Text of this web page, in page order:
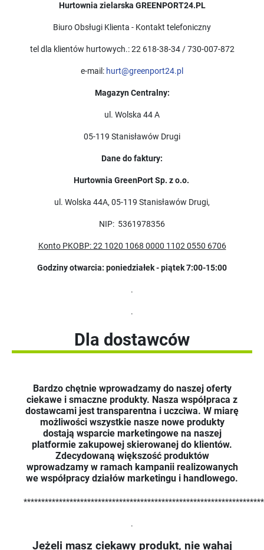
Hurtownia zielarska GREENPORT24.PL
Biuro Obsługi Klienta - Kontakt telefoniczny
tel dla klientów hurtowych.: 22 618-38-34 / 730-007-872
e-mail: hurt@greenport24.pl
Magazyn Centralny:
ul. Wolska 44 A
05-119 Stanisławów Drugi
Dane do faktury:
Hurtownia GreenPort Sp. z o.o.
ul. Wolska 44A, 05-119 Stanisławów Drugi,
NIP: 5361978356
Konto PKOBP: 22 1020 1068 0000 1102 0550 6706
Godziny otwarcia: poniedziałek - piątek 7:00-15:00
.
.
Dla dostawców
Bardzo chętnie wprowadzamy do naszej oferty
ciekawe i smaczne produkty. Nasza współpraca z
dostawcami jest transparentna i uczciwa. W miarę
możliwości wszystkie nasze nowe produkty
dostają wsparcie marketingowe na naszej
platformie zakupowej skierowanej do klientów.
Zdecydowaną większość produktów
wprowadzamy w ramach kampanii realizowanych
we współpracy działów marketingu i handlowego.
.
Jeżeli masz ciekawy produkt, nie wahaj